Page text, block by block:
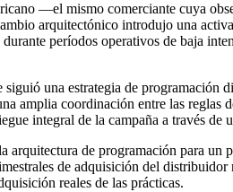
—el mismo comerciante cuya
arquitectónico introdujo una
períodos operativos de baja
una estrategia de
amplia coordinación entre las
integral de la campaña a través de
de programación para
de adquisición del
reales de las prácticas.